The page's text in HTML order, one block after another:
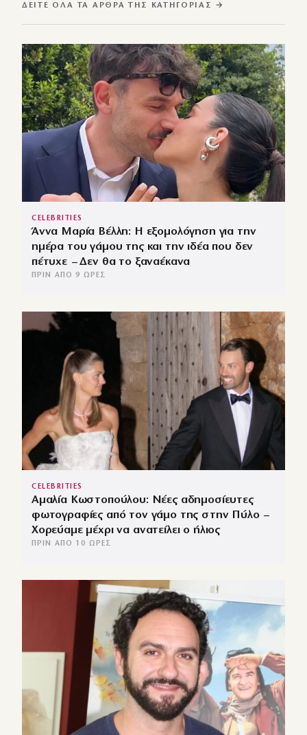
ΔΕΊΤΕ ΌΛΑ ΤΑ ΆΡΘΡΑ ΤΗΣ ΚΑΤΗΓΟΡΊΑΣ →
CELEBRITIES
Άννα Μαρία Βέλλη: Η εξομολόγηση για την
ημέρα του γάμου της και την ιδέα που δεν
πέτυχε – Δεν θα το ξαναέκανα
ΠΡΙΝ ΑΠΌ 9 ΏΡΕΣ
CELEBRITIES
Αμαλία Κωστοπούλου: Νέες αδημοσίευτες
φωτογραφίες από τον γάμο της στην Πύλο –
Χορεύαμε μέχρι να ανατείλει ο ήλιος
ΠΡΙΝ ΑΠΌ 10 ΏΡΕΣ